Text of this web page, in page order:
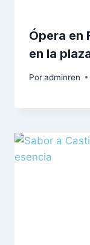
Ópera en
en la
Poradminren